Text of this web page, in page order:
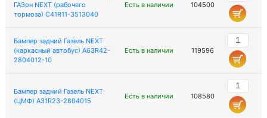
ГАЗон NEXT (рабочего
тормоза) C41R11-3513040
Есть в наличии 104500
Бампер задний Газель NEXT
(каркасный автобус) A63R42-
2804012-10
Есть в наличии 119596
Бампер задний Газель NEXT
(ЦМФ) A31R23-2804015
Есть в наличии 108580